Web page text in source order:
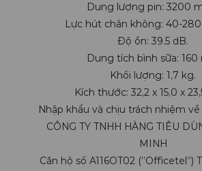
Dung lượng pin: 3200
Lực hút chân không: 40-
Độ ồn: 39.5 dB.
Dung tích bình sữa: 160
Khối lượng: 1,7 kg.
Kích thước: 32,2 x 15,0 x
Nhập khẩu và chịu trách nhiệm
CÔNG TY TNHH HÀNG TIÊU
MINH
Căn hộ số A116OT02 (”Officetel”)